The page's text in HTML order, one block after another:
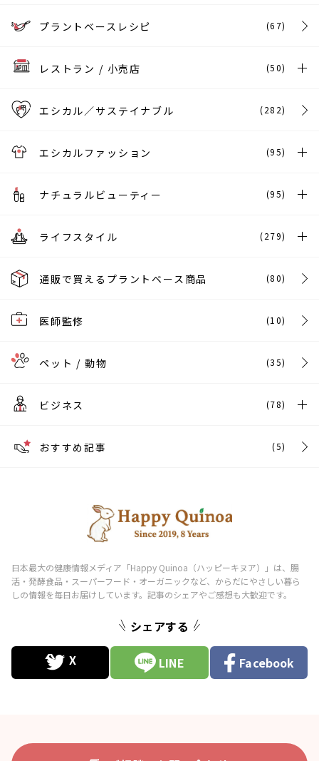
プラントベースレシピ (67)
レストラン / 小売店 (50)
エシカル／サステイナブル (282)
エシカルファッション (95)
ナチュラルビューティー (95)
ライフスタイル (279)
通販で買えるプラントベース商品 (80)
医師監修 (10)
ペット / 動物 (35)
ビジネス (78)
おすすめ記事 (5)
シェアする
LINE Facebook